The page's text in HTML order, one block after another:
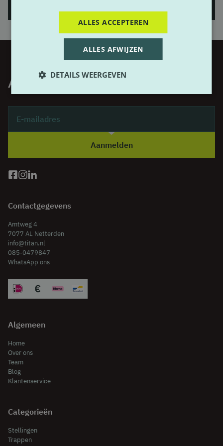
Contactgegevens
Amtweg 4
7077 AL Netterden
info@titan.nl
085-0479847
WhatsApp ons
Algemeen
Home
Over ons
Team
Blog
Klantenservice
Categorieën
Stellingen
Trappen
ALTIJD OP DE HOOGTE
Aanmelden
ALLES ACCEPTEREN
ALLES AFWIJZEN
DETAILS WEERGEVEN